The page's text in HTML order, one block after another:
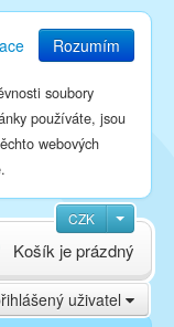
Rozumím
soubory
používáte, jsou
webových
CZK
uživatel
Košík je prázdný